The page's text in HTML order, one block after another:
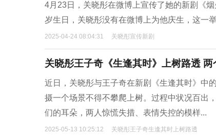
4月23日，关晓彤在微博上宣传了她的新剧《
岁生日，关晓彤没有在微博上为他庆生，这一
2025-04-24 08:04:31 关晓彤宣传新剧
关晓彤王子奇《生逢其时》上树路透
近日，关晓彤与王子奇在新剧《生逢其时》中
摄一个场景不得不攀爬上树。过程中状况百出
们的耳朵，两人惊慌失措、表情失控的模样...
2025-05-13 10:25:12 关晓彤王子奇生逢其时上树路透